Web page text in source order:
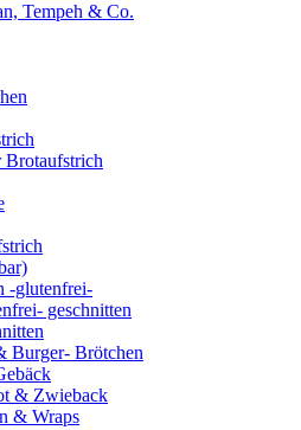
Tempeh & Co.
Brotaufstrich
-glutenfrei-
geschnitten
Burger- Brötchen
& Zwieback
& Wraps